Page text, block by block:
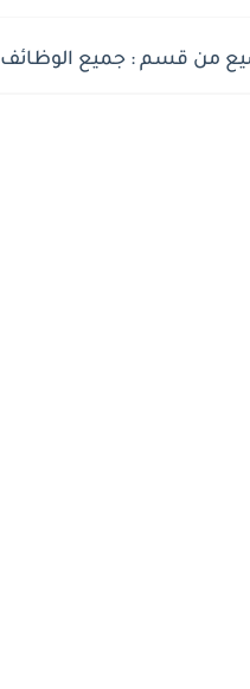
من قسم : جميع الوظائف